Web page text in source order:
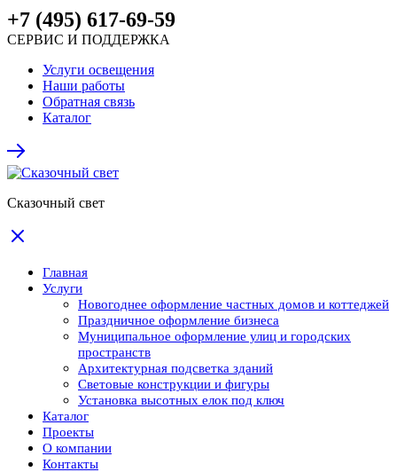
+7 (495) 617-69-59
СЕРВИС И ПОДДЕРЖКА
Услуги освещения
Наши работы
Обратная связь
Каталог
Сказочный свет
Главная
Услуги
Новогоднее оформление частных домов и коттеджей
Праздничное оформление бизнеса
Муниципальное оформление улиц и городских
пространств
Архитектурная подсветка зданий
Световые конструкции и фигуры
Установка высотных елок под ключ
Каталог
Проекты
О компании
Контакты